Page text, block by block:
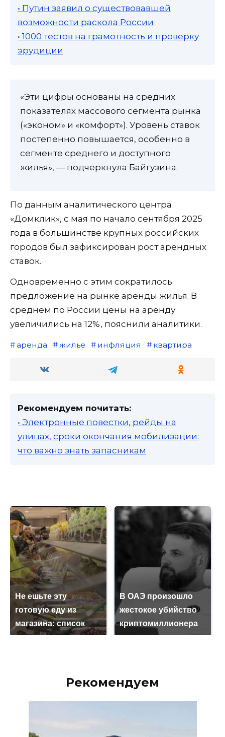
• Путин заявил о существовавшей
возможности раскола России
• 1000 тестов на грамотность и проверку
эрудиции
«Эти цифры основаны на средних
показателях массового сегмента рынка
(«эконом» и «комфорт»). Уровень ставок
постепенно повышается, особенно в
сегменте среднего и доступного
жилья», — подчеркнула Байгузина.
По данным аналитического центра
«Домклик», с мая по начало сентября 2025
года в большинстве крупных российских
городов был зафиксирован рост арендных
ставок.
Одновременно с этим сократилось
предложение на рынке аренды жилья. В
среднем по России цены на аренду
увеличились на 12%, пояснили аналитики.
аренда жилье инфляция квартира
Рекомендуем почитать:
• Электронные повестки, рейды на
улицах, сроки окончания мобилизации:
что важно знать запасникам
Не ешьте эту
готовую еду из
магазина: список
В ОАЭ произошло
жестокое убийство
криптомиллионера
Рекомендуем